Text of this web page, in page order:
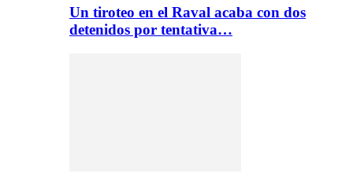
Un tiroteo en el Raval acaba con dos
detenidos por tentativa…